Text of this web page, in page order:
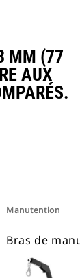
MM (77
AUX
Manutention
Bras de